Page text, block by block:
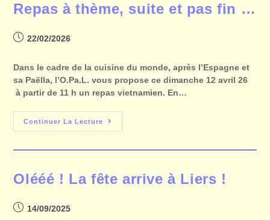
Repas à thème, suite et pas fin …
22/02/2026
Dans le cadre de la cuisine du monde, après l’Espagne et
sa Paëlla, l’O.Pa.L. vous propose ce dimanche 12 avril 26
à partir de 11 h un repas vietnamien. En…
Continuer La Lecture
Olééé ! La fête arrive à Liers !
14/09/2025